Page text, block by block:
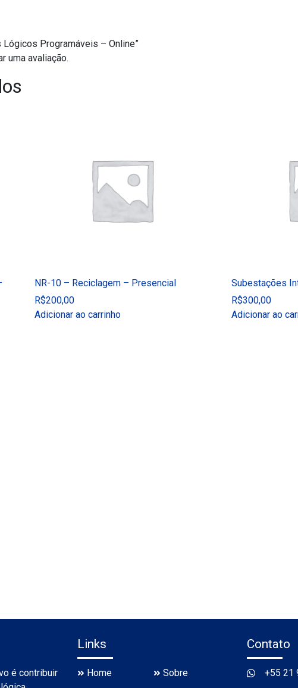
Lógicos Programáveis – Online”
uma avaliação.
NR-10 – Reciclagem – Presencial
R$200,00
Adicionar ao carrinho
Subestações
R$300,00
Adicionar ao
é contribuir
Links
Home
Sobre
Contato
+55 21